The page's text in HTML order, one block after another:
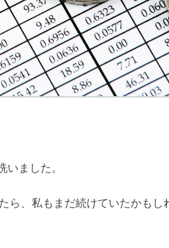
いました。
ら、私もまだ続けていたかもし